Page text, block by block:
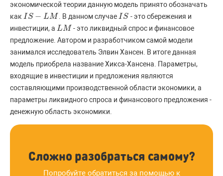
экономической теории данную модель принято обозначать
как IS − LM
IS− LM . В данном случае IS
IS
- это сбережения и
инвестиции, а LM
LM
- это ликвидный спрос и финансовое
предложение. Автором и разработчиком самой модели
занимался исследователь Элвин Хансен. В итоге данная
модель приобрела название Хикса-Хансена. Параметры,
входящие в инвестиции и предложения являются
составляющими производственной области экономики, а
параметры ликвидного спроса и финансового предложения -
денежную область экономики.
Сложно разобраться самому?
Попробуйте обратиться за помощью к